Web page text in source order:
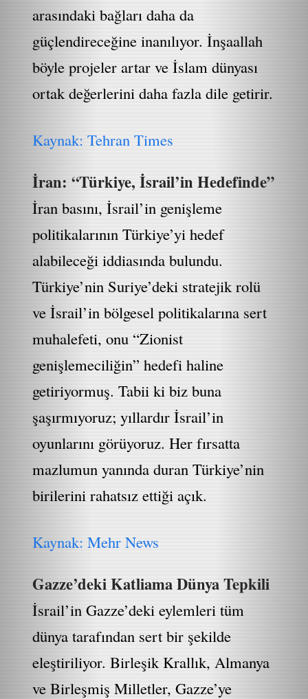
arasındaki bağları daha da
güçlendireceğine inanılıyor. İnşaallah
böyle projeler artar ve İslam dünyası
ortak değerlerini daha fazla dile getirir.
Kaynak: Tehran Times
İran: “Türkiye, İsrail’in Hedefinde”
İran basını, İsrail’in genişleme
politikalarının Türkiye’yi hedef
alabileceği iddiasında bulundu.
Türkiye’nin Suriye’deki stratejik rolü
ve İsrail’in bölgesel politikalarına sert
muhalefeti, onu “Zionist
genişlemeciliğin” hedefi haline
getiriyormuş. Tabii ki biz buna
şaşırmıyoruz; yıllardır İsrail’in
oyunlarını görüyoruz. Her fırsatta
mazlumun yanında duran Türkiye’nin
birilerini rahatsız ettiği açık.
Kaynak: Mehr News
Gazze’deki Katliama Dünya Tepkili
İsrail’in Gazze’deki eylemleri tüm
dünya tarafından sert bir şekilde
eleştiriliyor. Birleşik Krallık, Almanya
ve Birleşmiş Milletler, Gazze’ye